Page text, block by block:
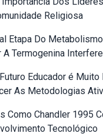
Religiosa
Etapa Do
A Termogenina Interfere
Educador é
As Metodologias
Como Chandler 1995
Tecnológico